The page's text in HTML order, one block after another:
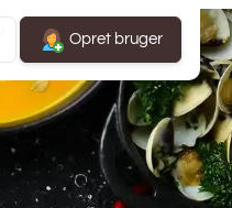
Opret bruger